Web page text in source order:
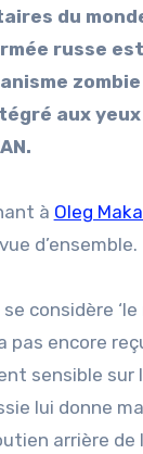
du
russe
aux
à Oleg
d’ensemble.
se considère
pas encore
sensible sur
lui donne
arrière de